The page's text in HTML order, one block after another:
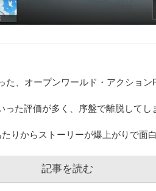
た、オープンワールド・アクション
った評価が多く、序盤で離脱してし
りからストーリーが爆上がりで面
記事を読む